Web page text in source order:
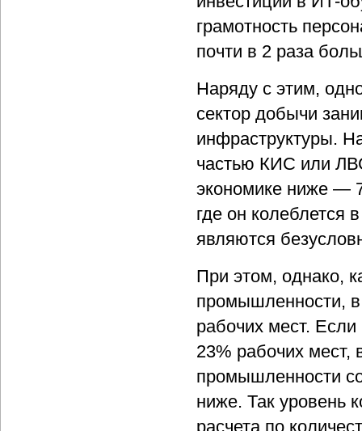
грамотность
почти в 2 раза
Наряду с этим,
сектор добычи
инфраструктуры.
частью КИС или
экономике ниже —
где он колеблется
являются
При этом, однако,
промышленности, в
рабочих мест.
23% рабочих
промышленности
ниже. Так уровень
расчета по